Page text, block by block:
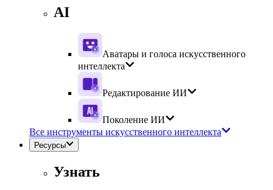
AI
Аватары и голоса искусственного
интеллекта
Редактирование ИИ
Поколение ИИ
Все инструменты искусственного интеллекта
Ресурсы
Узнать